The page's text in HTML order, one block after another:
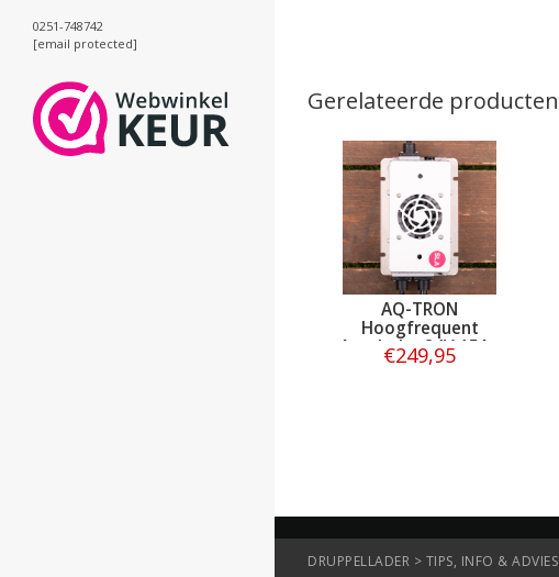
0251-748742
[email protected]
Gerelateerde producten
AQ-TRON
Hoogfrequent
Acculader 24V 15A -
SLA
€249,95
DRUPPELLADER > TIPS, INFO & ADVIES